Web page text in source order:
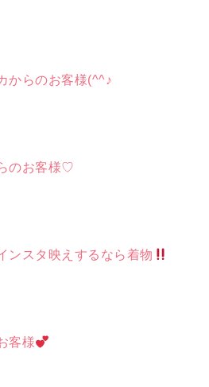
からのお客様(^^♪
のお客様♡
ンスタ映えするなら着物
客様